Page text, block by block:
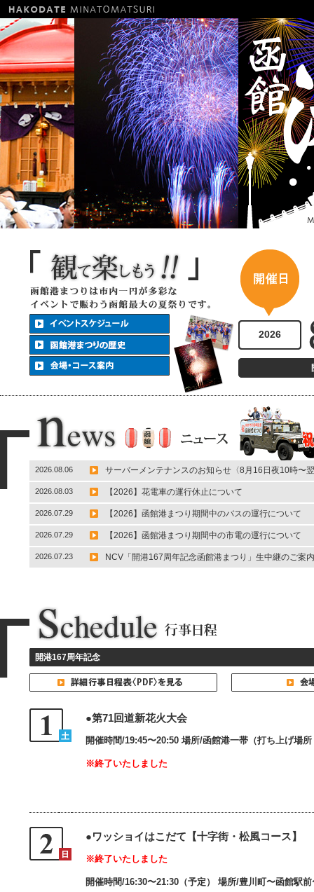
2026
2026.08.06 サーバーメンテナンスのお知らせ〈8月16日夜10時〜
2026.08.03 【2026】花電車の運行休止について
2026.07.29 【2026】函館港まつり期間中のバスの運行について
2026.07.29 【2026】函館港まつり期間中の市電の運行について
2026.07.23 NCV「開港167周年記念函館港まつり」生中継のご案内
開港167周年記念
●第71回道新花火大会
開催時間/19:45〜20:50 場所/函館港一帯（打ち上げ場
※終了いたしました
●ワッショイはこだて【十字街・松風コース】
※終了いたしま した
開催時間/16:30〜21:30（予定） 場所/豊川町〜函館駅